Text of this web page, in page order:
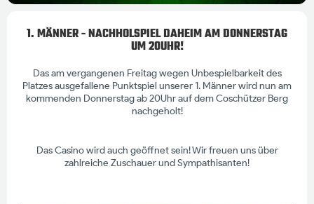
1. MÄNNER - NACHHOLSPIEL DAHEIM AM DONNERSTAG
UM 20UHR!
Das am vergangenen Freitag wegen Unbespielbarkeit des
Platzes ausgefallene Punktspiel unserer 1. Männer wird nun am
kommenden Donnerstag ab 20Uhr auf dem Coschützer Berg
nachgeholt!
Das Casino wird auch geöffnet sein! Wir freuen uns über
zahlreiche Zuschauer und Sympathisanten!